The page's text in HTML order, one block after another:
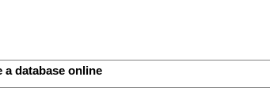
a database online